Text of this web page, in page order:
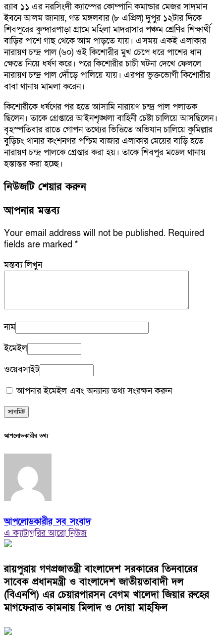
র‌্যাব ১১ এর নরসিংদী ক্যাম্পের কোম্পানি কমান্ডার মেজর সাদমান
ইবনে আলম জানায়, গত মঙ্গলবার (৮ এপ্রিল) দুপুর ১২টার দিকে
শিবপুরের কুন্দারপাড়া গ্রামে মহিলা মাদরাসার পঞ্চম শ্রেণির শিক্ষার্থী
বাড়ির পাশে গাছ থেকে আম পাড়তে যায়। এসময় একই এলাকার
নারায়ণ চন্দ্র পাল (৬০) ওই কিশোরীর মুখ চেপে ধরে পাশের ধান
ক্ষেতে নিয়ে ধর্ষণ করে। পরে কিশোরীর চাচী ঘটনা দেখে ফেললে
নারায়ণ চন্দ্র পাল দৌঁড়ে পালিয়ে যায়। এরপর ভুক্তভোগী কিশোরীর
বাবা থানায় মামলা করেন।
কিশোরীকে ধর্ষণের পর হতে আসামি নারায়ণ চন্দ্র পাল পলাতক
ছিলেন। তাকে গ্রেপ্তারে আইনশৃঙ্খলা বাহিনী চেষ্টা চালিয়ে আসছিলেন।
বৃহস্পতিবার রাতে গোপন তথ্যের ভিত্তিতে অভিযান চালিয়ে কুমিল্লার
বুড়িচং থানার কংশনগর পশ্চিম বাজার এলাকার মেয়ের বাড়ি হতে
নারায়ণ চন্দ্র পালকে গ্রেপ্তার করা হয়। তাকে শিবপুর মডেল থানায়
হস্তান্তর করা হচ্ছে।
নিউজটি শেয়ার করুন
আপনার মন্তব্য
Your email address will not be published. Required
fields are marked *
মন্তব্য লিখুন
নাম
ইমেইল
ওয়েবসাইট
আপনার ইমেইল এবং অন্যান্য তথ্য সংরক্ষন করুন
আপলোডকারীর তথ্য
আপলোডকারীর সব সংবাদ
এ ক্যাটাগরির আরো নিউজ
রায়পুরায় গণপ্রজাতন্ত্রী বাংলাদেশ সরকারের তিনবারের
সাবেক প্রধানমন্ত্রী ও বাংলাদেশ জাতীয়তাবাদী দল
(বিএনপি) এর চেয়ারপারসন বেগম খালেদা জিয়ার রুহের
মাগফেরাত কামনায় মিলাদ ও দোয়া মাহফিল